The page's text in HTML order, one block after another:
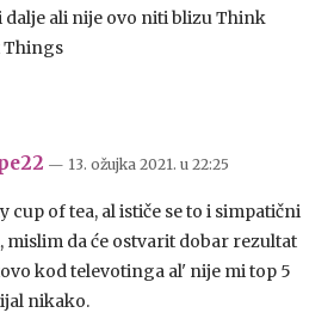
dalje ali nije ovo niti blizu Think
Things
— 13. ožujka 2021. u 22:25
cup of tea, al ističe se to i simpatični
mislim da će ostvarit dobar rezultat
kod televotinga al' nije mi top 5
nikako.